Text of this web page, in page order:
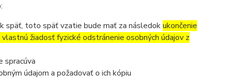
späť, toto späť vzatie bude mať za následokukončenie
žiadosť fyzické odstránenie osobných údajov z
spracúva
údajom a požadovať o ich kópiu